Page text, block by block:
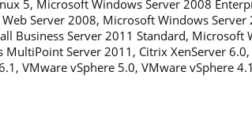
5, Microsoft Windows Server 2008
Server 2008, Microsoft Windows Server
Business Server 2011 Standard, Microsoft
Server 2011, Citrix XenServer
VMware vSphere 5.0, VMware vSphere 4.1